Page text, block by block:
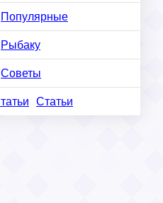
Популярные
Рыбаку
Советы
Статьи